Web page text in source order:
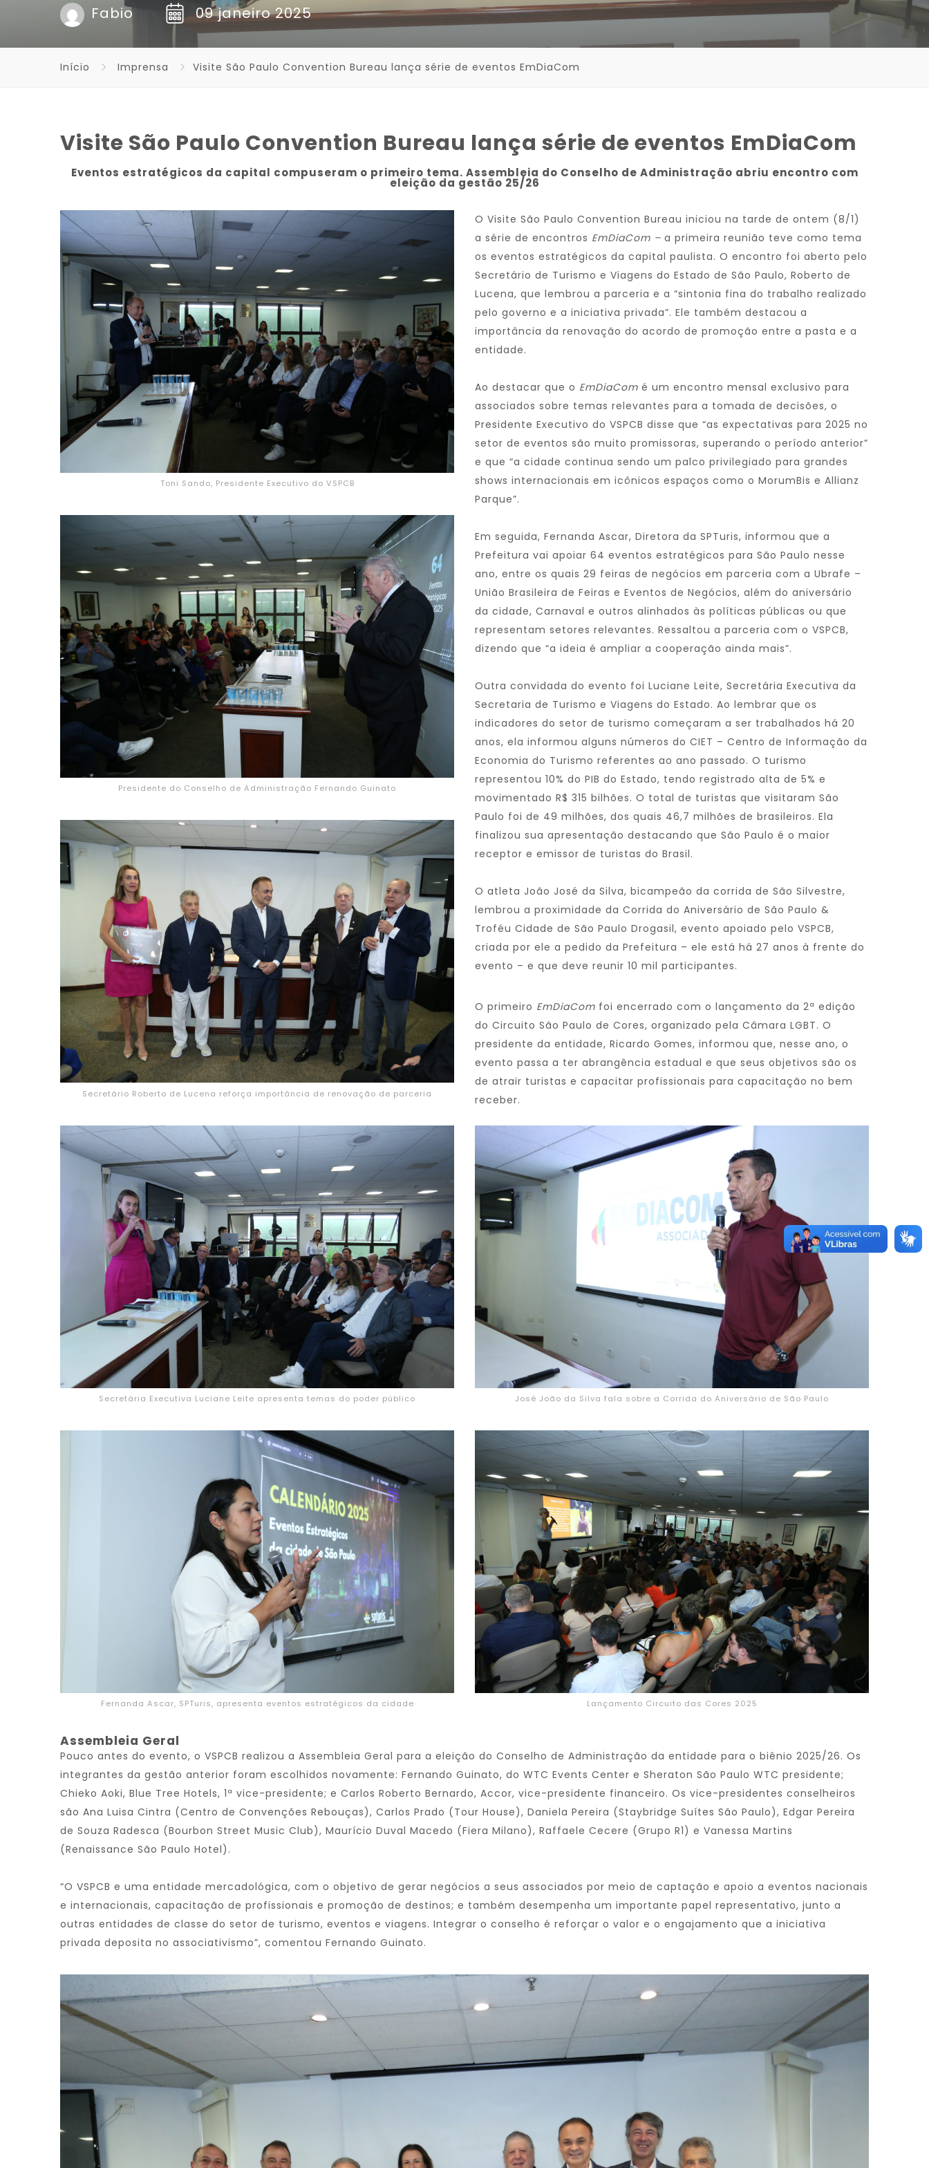
Fabio 09 janeiro 2025
Início Imprensa Visite São Paulo Convention Bureau lança série de eventos EmDiaCom
Visite São Paulo Convention Bureau lança série de eventos EmDiaCom
Eventos estratégicos da capital compuseram o primeiro tema. Assembleia do Conselho de Administração abriu encontro com
eleição da gestão 25/26
Toni Sando, Presidente Executivo do VSPCB
Presidente do Conselho de Administração Fernando Guinato
Secretário Roberto de Lucena reforça importância de renovação de parceria
O Visite São Paulo Convention Bureau iniciou na tarde de ontem (8/1)
a série de encontros EmDiaCom – a primeira reunião teve como tema
os eventos estratégicos da capital paulista. O encontro foi aberto pelo
Secretário de Turismo e Viagens do Estado de São Paulo, Roberto de
Lucena, que lembrou a parceria e a “sintonia fina do trabalho realizado
pelo governo e a iniciativa privada”. Ele também destacou a
importância da renovação do acordo de promoção entre a pasta e a
entidade.
Ao destacar que o EmDiaCom é um encontro mensal exclusivo para
associados sobre temas relevantes para a tomada de decisões, o
Presidente Executivo do VSPCB disse que “as expectativas para 2025 no
setor de eventos são muito promissoras, superando o período anterior”
e que “a cidade continua sendo um palco privilegiado para grandes
shows internacionais em icônicos espaços como o MorumBis e Allianz
Parque”.
Em seguida, Fernanda Ascar, Diretora da SPTuris, informou que a
Prefeitura vai apoiar 64 eventos estratégicos para São Paulo nesse
ano, entre os quais 29 feiras de negócios em parceria com a Ubrafe –
União Brasileira de Feiras e Eventos de Negócios, além do aniversário
da cidade, Carnaval e outros alinhados às políticas públicas ou que
representam setores relevantes. Ressaltou a parceria com o VSPCB,
dizendo que “a ideia é ampliar a cooperação ainda mais”.
Outra convidada do evento foi Luciane Leite, Secretária Executiva da
Secretaria de Turismo e Viagens do Estado. Ao lembrar que os
indicadores do setor de turismo começaram a ser trabalhados há 20
anos, ela informou alguns números do CIET – Centro de Informação da
Economia do Turismo referentes ao ano passado. O turismo
representou 10% do PIB do Estado, tendo registrado alta de 5% e
movimentado R$ 315 bilhões. O total de turistas que visitaram São
Paulo foi de 49 milhões, dos quais 46,7 milhões de brasileiros. Ela
finalizou sua apresentação destacando que São Paulo é o maior
receptor e emissor de turistas do Brasil.
O atleta João José da Silva, bicampeão da corrida de São Silvestre,
lembrou a proximidade da Corrida do Aniversário de São Paulo &
Troféu Cidade de São Paulo Drogasil, evento apoiado pelo VSPCB,
criada por ele a pedido da Prefeitura – ele está há 27 anos à frente do
evento – e que deve reunir 10 mil participantes.
O primeiro EmDiaCom foi encerrado com o lançamento da 2ª edição
do Circuito São Paulo de Cores, organizado pela Câmara LGBT. O
presidente da entidade, Ricardo Gomes, informou que, nesse ano, o
evento passa a ter abrangência estadual e que seus objetivos são os
de atrair turistas e capacitar profissionais para capacitação no bem
receber.
Secretária Executiva Luciane Leite apresenta temas do poder público José João da Silva fala sobre a Corrida do Aniversário de São Paulo
Fernanda Ascar, SPTuris, apresenta eventos estratégicos da cidade Lançamento Circuito das Cores 2025
Assembleia Geral
Pouco antes do evento, o VSPCB realizou a Assembleia Geral para a eleição do Conselho de Administração da entidade para o biênio 2025/26. Os
integrantes da gestão anterior foram escolhidos novamente: Fernando Guinato, do WTC Events Center e Sheraton São Paulo WTC presidente;
Chieko Aoki, Blue Tree Hotels, 1ª vice-presidente; e Carlos Roberto Bernardo, Accor, vice-presidente financeiro. Os vice-presidentes conselheiros
são Ana Luisa Cintra (Centro de Convenções Rebouças), Carlos Prado (Tour House), Daniela Pereira (Staybridge Suítes São Paulo), Edgar Pereira
de Souza Radesca (Bourbon Street Music Club), Maurício Duval Macedo (Fiera Milano), Raffaele Cecere (Grupo R1) e Vanessa Martins
(Renaissance São Paulo Hotel).
“O VSPCB e uma entidade mercadológica, com o objetivo de gerar negócios a seus associados por meio de captação e apoio a eventos nacionais
e internacionais, capacitação de profissionais e promoção de destinos; e também desempenha um importante papel representativo, junto a
outras entidades de classe do setor de turismo, eventos e viagens. Integrar o conselho é reforçar o valor e o engajamento que a iniciativa
privada deposita no associativismo”, comentou Fernando Guinato.